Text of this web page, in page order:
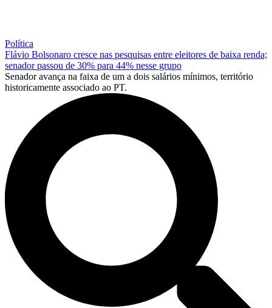
Política
Flávio Bolsonaro cresce nas pesquisas entre eleitores de baixa renda;
senador passou de 30% para 44% nesse grupo
Senador avança na faixa de um a dois salários mínimos, território
historicamente associado ao PT.